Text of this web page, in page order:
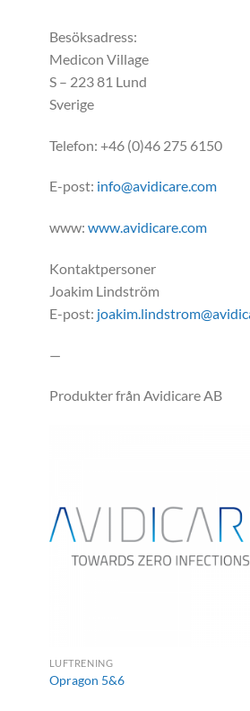
Besöksadress:
Medicon Village
S – 223 81 Lund
Sverige
Telefon: +46 (0)46 275 6150
E-post: info@avidicare.com
www: www.avidicare.com
Kontaktpersoner
Joakim Lindström
E-post:
—
Produkter från Avidicare AB
LUFTRENING
Opragon 5&6